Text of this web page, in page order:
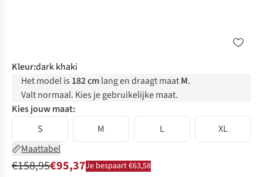
Kleur:dark khaki
Het model is 182 cmlang en draagt maatM.
Valt normaal. Kies je gebruikelijke maat.
Kies jouw maat:
S
M L
XL
Maattabel
€158,95€95,37Je bespaart €63,58